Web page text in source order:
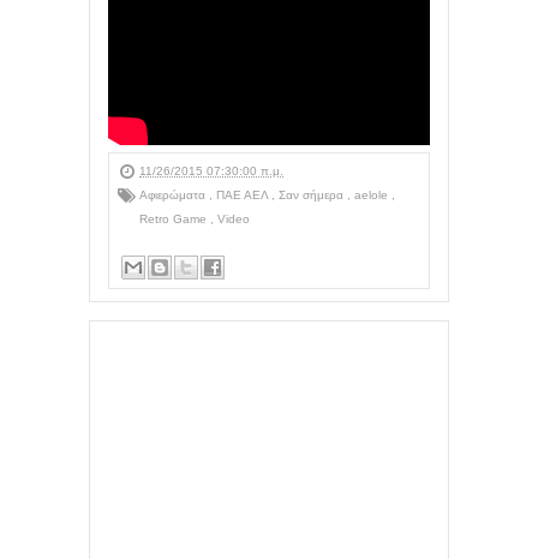
11/26/2015 07:30:00 π.μ.
Αφιερώματα , ΠΑΕ ΑΕΛ , Σαν σήμερα , aelole ,
Retro Game , Video